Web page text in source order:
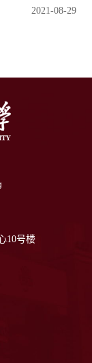
2021-08-29
10号楼